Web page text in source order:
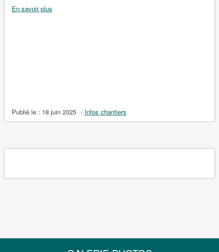
En savoir plus
Publié le : 18 juin 2025 - Infos chantiers